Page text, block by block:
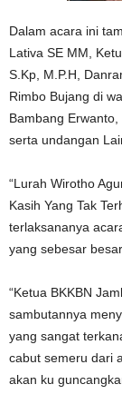
Dalam acara ini
Lativa SE MM,
S.Kp, M.P.H,
Rimbo Bujang di
Bambang
serta undangan
“Lurah Wirotho
Kasih Yang Tak
terlaksananya
yang sebesar
“Ketua BKKBN
sambutannya
yang sangat
cabut semeru dari
akan ku